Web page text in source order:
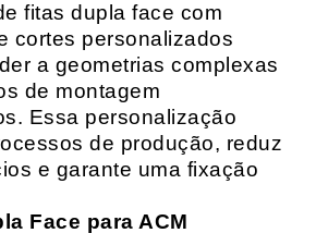
fitas dupla face com
cortes personalizados
a geometrias complexas
de montagem
Essa personalização
de produção, reduz
e garante uma fixação
Face para ACM